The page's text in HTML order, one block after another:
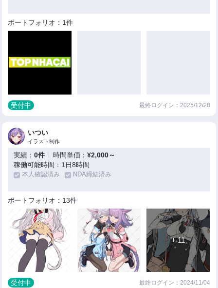
ポートフォリオ：1件
受付中 最終ログイン：2025/12/28
いつい
イラスト制作
実績：0件 時間単価：¥2,000～
稼働可能時間：1日8時間
本人確認済み NDA締結済み
ポートフォリオ：13件
+ 11
受付中 最終ログイン：2024/11/04